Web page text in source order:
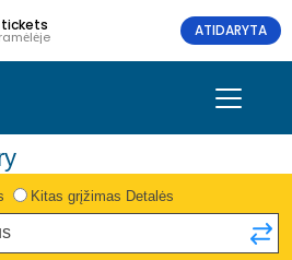
tickets ATIDARYTA
Kitas grįžimas Detalės